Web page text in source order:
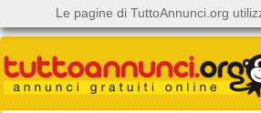
Le pagine di TuttoAnnunci.org